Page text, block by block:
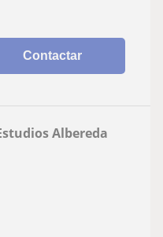
Contactar
Albereda